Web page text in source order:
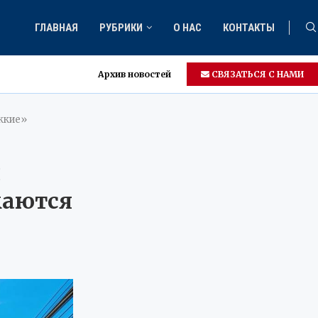
ГЛАВНАЯ РУБРИКИ О НАС КОНТАКТЫ
Архив новостей СВЯЗАТЬСЯ С НАМИ